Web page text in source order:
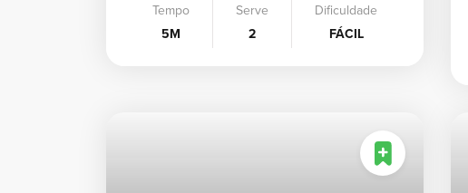
Tempo
5M
Serve
2
Dificuldade
FÁCIL